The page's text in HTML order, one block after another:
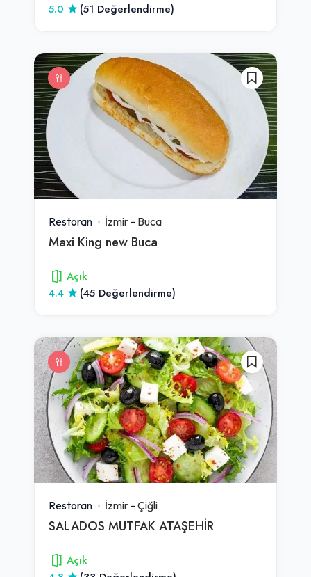
5.0
(51 Değerlendirme)
Restoran İzmir - Buca
Maxi King new Buca
Açık
4.4
(45 Değerlendirme)
Restoran İzmir - Çiğli
SALADOS MUTFAK ATAŞEHİR
Açık